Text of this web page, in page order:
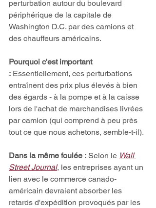
perturbation autour du boulevard
périphérique de la capitale de
Washington D.C. par des camions et
des chauffeurs américains.
Pourquoi c'est important
: Essentiellement, ces perturbations
entraînent des prix plus élevés à bien
des égards - à la pompe et à la caisse
lors de l'achat de marchandises livrées
par camion (qui comprend à peu près
tout ce que nous achetons, semble-t-il).
Dans la même foulée : Selon le Wall
Street Journal, les entreprises ayant un
lien avec le commerce canado-
américain devraient absorber les
retards d'expédition provoqués par les